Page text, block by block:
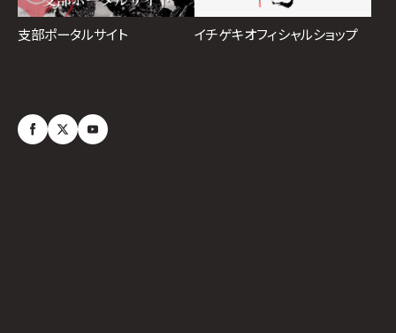
支部ポータルサイト イチゲキオフィシャルショップ